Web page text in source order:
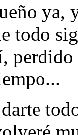
ya,
todo
perdido